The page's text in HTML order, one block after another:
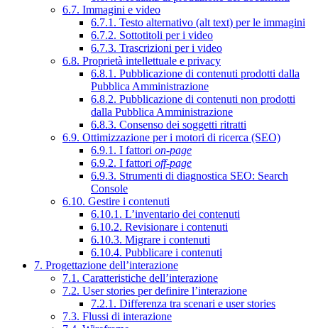
6.7. Immagini e video
6.7.1. Testo alternativo (alt text) per le immagini
6.7.2. Sottotitoli per i video
6.7.3. Trascrizioni per i video
6.8. Proprietà intellettuale e privacy
6.8.1. Pubblicazione di contenuti prodotti dalla
Pubblica Amministrazione
6.8.2. Pubblicazione di contenuti non prodotti
dalla Pubblica Amministrazione
6.8.3. Consenso dei soggetti ritratti
6.9. Ottimizzazione per i motori di ricerca (SEO)
6.9.1. I fattori on-page
6.9.2. I fattori off-page
6.9.3. Strumenti di diagnostica SEO: Search
Console
6.10. Gestire i contenuti
6.10.1. L’inventario dei contenuti
6.10.2. Revisionare i contenuti
6.10.3. Migrare i contenuti
6.10.4. Pubblicare i contenuti
7. Progettazione dell’interazione
7.1. Caratteristiche dell’interazione
7.2. User stories per definire l’interazione
7.2.1. Differenza tra scenari e user stories
7.3. Flussi di interazione